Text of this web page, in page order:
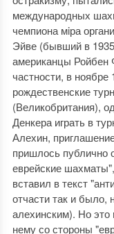
международных
чемпиона мiра
Эйве (бывший в
американцы
частности, в
рождественские
(Великобритания),
Денкера играть в
Алехин,
пришлось публично
еврейские
вставил в текст
отчасти так и было,
алехинским). Но
нему со стороны